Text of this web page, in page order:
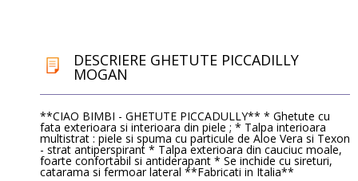
DESCRIERE GHETUTE PICCADILLY
MOGAN
**CIAO BIMBI - GHETUTE PICCADULLY** * Ghetute cu
fata exterioara si interioara din piele ; * Talpa interioara
multistrat : piele si spuma cu particule de Aloe Vera si Texon
- strat antiperspirant * Talpa exterioara din cauciuc moale,
foarte confortabil si antiderapant * Se inchide cu sireturi,
catarama si fermoar lateral **Fabricati in Italia**